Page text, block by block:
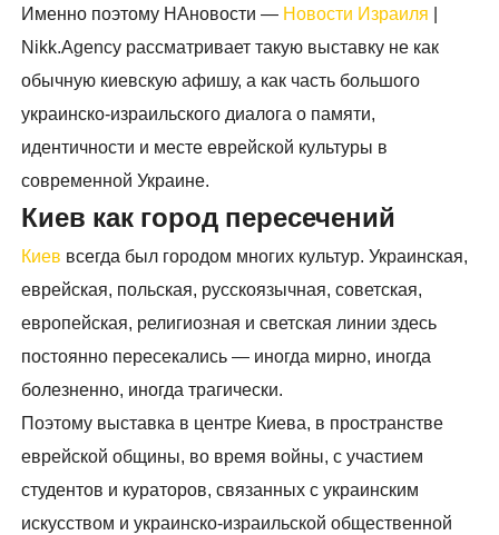
Именно поэтому НАновости — Новости Израиля
Nikk.Agency рассматривает такую выставку не как
обычную киевскую афишу, а как часть большого
украинско-израильского диалога о памяти,
идентичности и месте еврейской культуры в
современной Украине.
Киев как город пересечений
Киев всегда был городом многих культур. Украинская,
еврейская, польская, русскоязычная, советская,
европейская, религиозная и светская линии здесь
постоянно пересекались — иногда мирно, иногда
болезненно, иногда трагически.
Поэтому выставка в центре Киева, в пространстве
еврейской общины, во время войны, с участием
студентов и кураторов, связанных с украинским
искусством и украинско-израильской общественной